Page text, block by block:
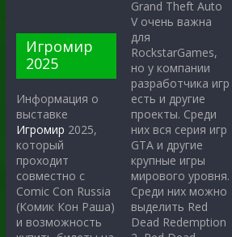
Игромир
2025
Информация о
выставке
Игромир 2025,
который
проходит
совместно с
Comic Con Russia
(Комик Кон Раша)
и возможность
Grand Theft Auto
V очень важна
для
RockstarGames,
но у компании
разработчика игр
есть и другие
проекты. Среди
них вся серия игр
GTA и другие
крупные игры
мирового уровня.
Среди них можно
выделить Red
Dead Redemption